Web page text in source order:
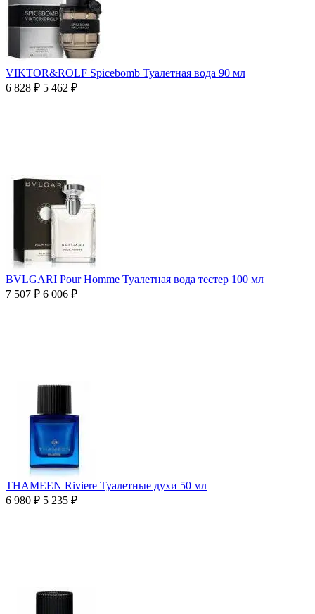
VIKTOR&ROLF Spicebomb Туалетная вода 90 мл
6 828 ₽ 5 462 ₽
BVLGARI Pour Homme Туалетная вода тестер 100 мл
7 507 ₽ 6 006 ₽
THAMEEN Riviere Туалетные духи 50 мл
6 980 ₽ 5 235 ₽